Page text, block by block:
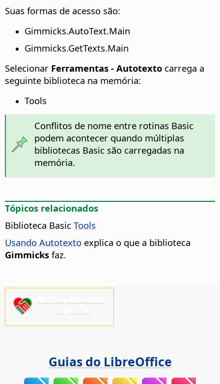
Suas formas de acesso são:
Gimmicks.AutoText.Main
Gimmicks.GetTexts.Main
Selecionar Ferramentas - Autotexto carrega a
seguinte biblioteca na memória:
Tools
Conflitos de nome entre rotinas Basic
podem acontecer quando múltiplas
bibliotecas Basic são carregadas na
memória.
Tópicos relacionados
Biblioteca Basic Tools
Usando Autotexto explica o que a biblioteca
Gimmicks faz.
Guias do LibreOffice